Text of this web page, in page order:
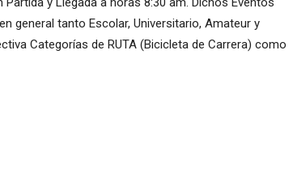
general tanto Escolar, Universitario, Amateur y
Categorías de RUTA (Bicicleta de Carrera) como